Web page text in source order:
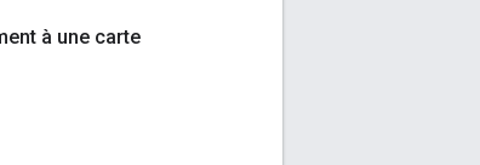
à une carte